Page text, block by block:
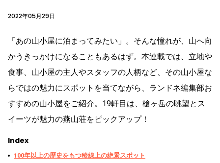
2022年05月29日
「あの山小屋に泊まってみたい」。そんな憧れが、山へ向
かうきっかけになることもあるはず。本連載では、立地や
食事、山小屋の主人やスタッフの人柄など、その山小屋な
らではの魅力にスポットを当てながら、ランドネ編集部お
すすめの山小屋をご紹介。19軒目は、槍ヶ岳の眺望とス
イーツが魅力の燕山荘をピックアップ！
Index
100年以上の歴史をもつ稜線上の絶景スポット